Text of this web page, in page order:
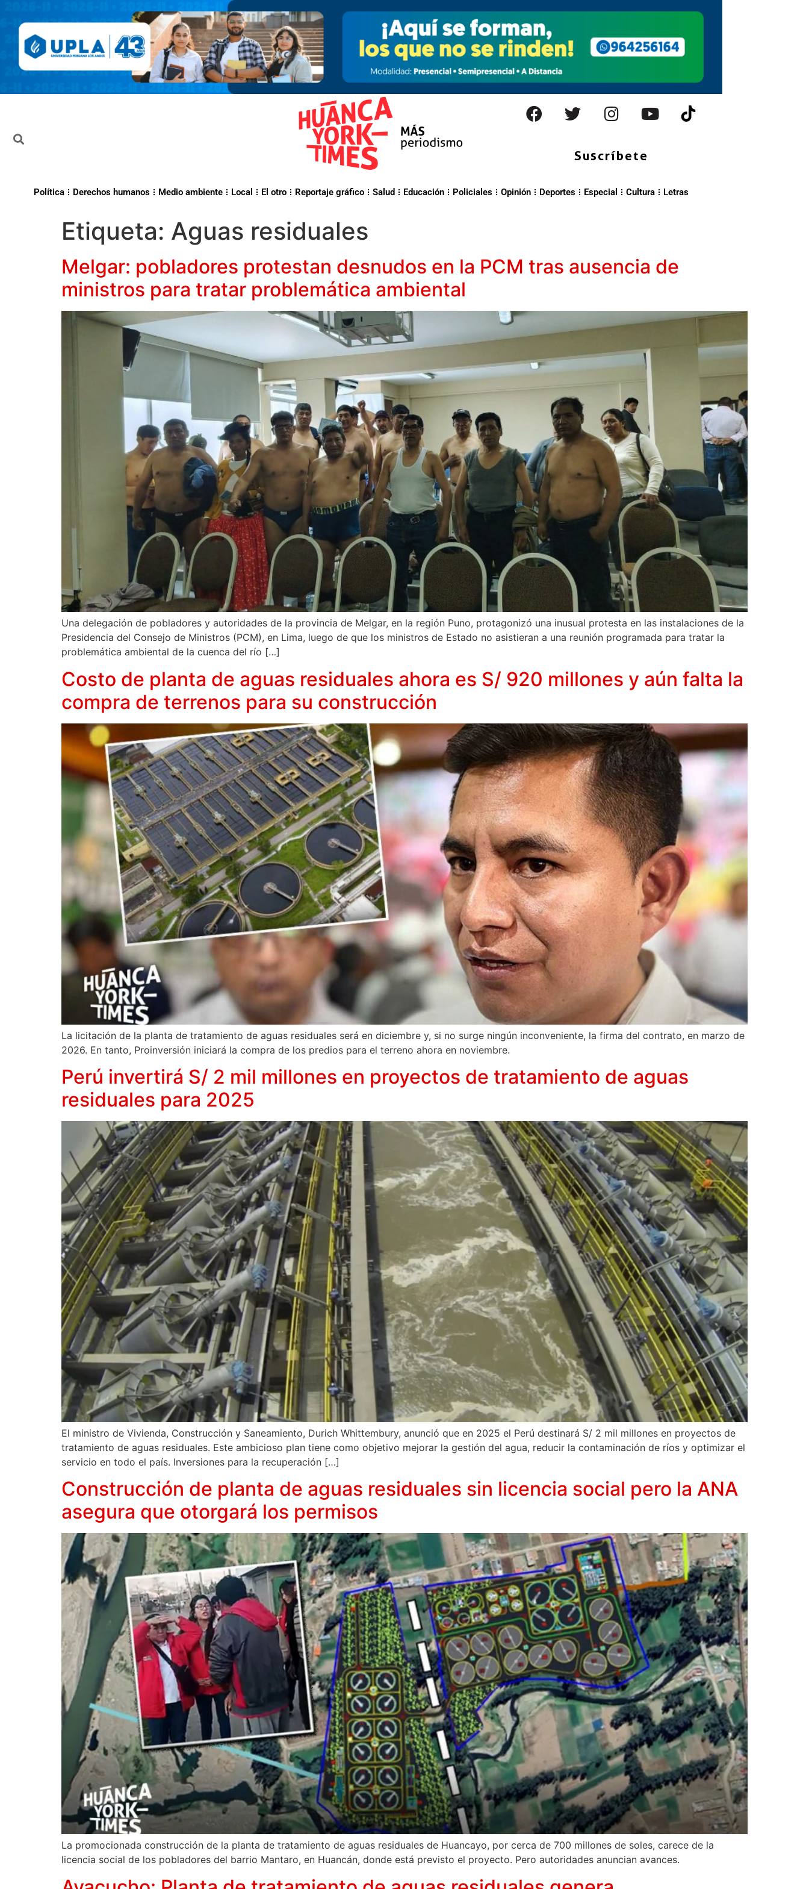
Suscríbete
Política Derechos humanos Medio ambiente Local El otro Reportaje gráfico Salud Educación Policiales Opinión Deportes Especial Cultura Letras
Etiqueta: Aguas residuales
Melgar: pobladores protestan desnudos en la PCM tras ausencia de
ministros para tratar problemática ambiental
Una delegación de pobladores y autoridades de la provincia de Melgar, en la región Puno, protagonizó una inusual protesta en las instalaciones de la
Presidencia del Consejo de Ministros (PCM), en Lima, luego de que los ministros de Estado no asistieran a una reunión programada para tratar la
problemática ambiental de la cuenca del río […]
Costo de planta de aguas residuales ahora es S/ 920 millones y aún falta la
compra de terrenos para su construcción
La licitación de la planta de tratamiento de aguas residuales será en diciembre y, si no surge ningún inconveniente, la firma del contrato, en marzo de
2026. En tanto, Proinversión iniciará la compra de los predios para el terreno ahora en noviembre.
Perú invertirá S/ 2 mil millones en proyectos de tratamiento de aguas
residuales para 2025
El ministro de Vivienda, Construcción y Saneamiento, Durich Whittembury, anunció que en 2025 el Perú destinará S/ 2 mil millones en proyectos de
tratamiento de aguas residuales. Este ambicioso plan tiene como objetivo mejorar la gestión del agua, reducir la contaminación de ríos y optimizar el
servicio en todo el país. Inversiones para la recuperación […]
Construcción de planta de aguas residuales sin licencia social pero la ANA
asegura que otorgará los permisos
La promocionada construcción de la planta de tratamiento de aguas residuales de Huancayo, por cerca de 700 millones de soles, carece de la
licencia social de los pobladores del barrio Mantaro, en Huancán, donde está previsto el proyecto. Pero autoridades anuncian avances.